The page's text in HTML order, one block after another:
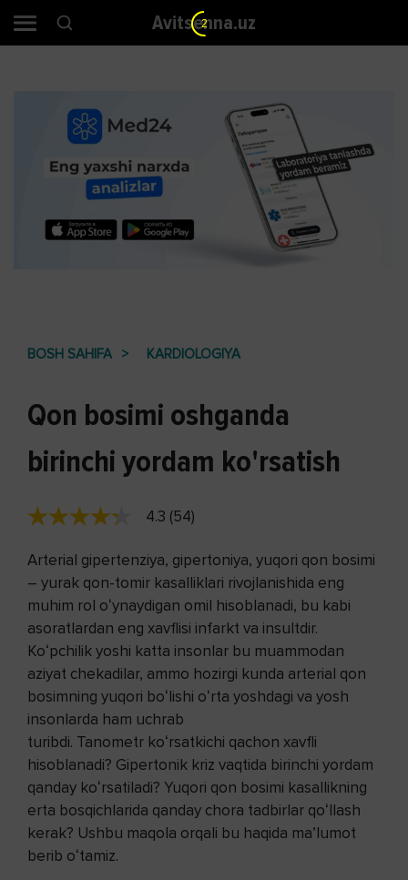
Avitsenna.uz
BOSH SAHIFA KARDIOLOGIYA
Qon bosimi oshganda
birinchi yordam ko'rsatish
4.3 (54)
Arterial gipertenziya, gipertoniya, yuqori qon bosimi
– yurak qon-tomir kasalliklari rivojlanishida eng
muhim rol oʻynaydigan omil hisoblanadi, bu kabi
asoratlardan eng xavflisi infarkt va insultdir.
Koʻpchilik yoshi katta insonlar bu muammodan
aziyat chekadilar, ammo hozirgi kunda arterial qon
bosimning yuqori boʻlishi oʻrta yoshdagi va yosh
insonlarda ham uchrab
turibdi. Tanometr koʻrsatkichi qachon xavfli
hisoblanadi? Gipertonik kriz vaqtida birinchi yordam
qanday koʻrsatiladi? Yuqori qon bosimi kasallikning
erta bosqichlarida qanday chora tadbirlar qoʻllash
kerak? Ushbu maqola orqali bu haqida maʼlumot
berib oʻtamiz.
1